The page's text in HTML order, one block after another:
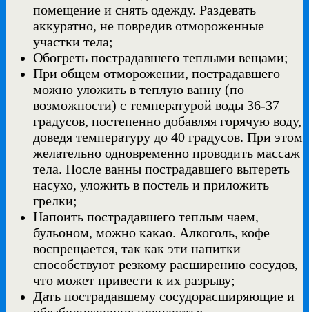
помещение и снять одежду. Раздевать
аккуратно, не повредив отмороженные
участки тела;
Обогреть пострадавшего теплыми вещами;
При общем отморожении, пострадавшего
можно уложить в теплую ванну (по
возможности) с температурой воды 36-37
градусов, постепенно добавляя горячую воду,
доведя температуру до 40 градусов. При этом
желательно одновременно проводить массаж
тела. После ванны пострадавшего вытереть
насухо, уложить в постель и приложить
грелки;
Напоить пострадавшего теплым чаем,
бульоном, можно какао. Алкоголь, кофе
воспрещается, так как эти напитки
способствуют резкому расширению сосудов,
что может привести к их разрыву;
Дать пострадавшему сосудорасширяющие и